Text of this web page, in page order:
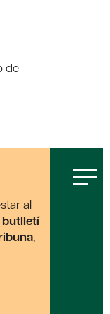
de
al
butlletí
,